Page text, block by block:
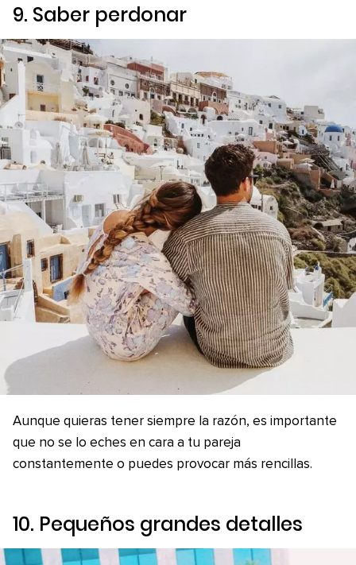
9. Saber perdonar
Aunque quieras tener siempre la razón, es importante
que no se lo eches en cara a tu pareja
constantemente o puedes provocar más rencillas.
10. Pequeños grandes detalles